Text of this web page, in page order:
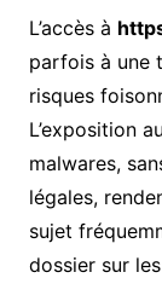
L’accès à
parfois à une
risques
L’exposition
malwares,
légales,
sujet
dossier sur